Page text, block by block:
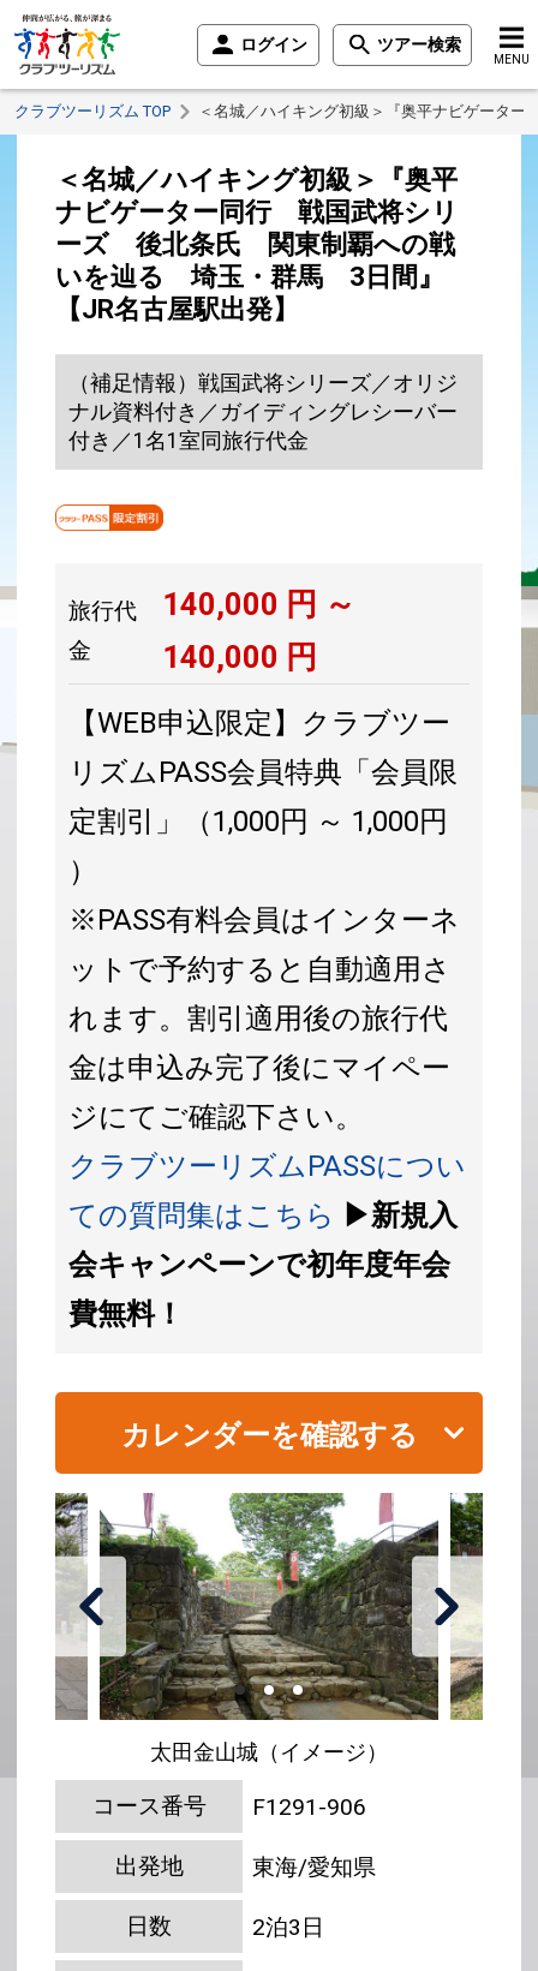
ログイン ツアー検索
MENU
クラブツーリズム TOP ＜名城／ハイキング初級＞『奥平ナビゲー
＜名城／ハイキング初級＞『奥平
ナビゲーター同行 戦国武将シリ
ーズ 後北条氏 関東制覇への戦
いを辿る 埼玉・群馬 3日間』
【JR名古屋駅出発】
（補足情報）戦国武将シリーズ／オリジ
ナル資料付き／ガイディングレシーバー
付き／1名1室同旅行代金
旅行代
金
140,000 円 ～
140,000 円
【WEB申込限定】クラブツー
リズムPASS会員特典「会員限
定割引」（1,000円 ～ 1,000円
）
※PASS有料会員はインターネ
ットで予約すると自動適用さ
れます。割引適用後の旅行代
金は申込み完了後にマイペー
ジにてご確認下さい。
クラブツーリズムPASSについ
ての質問集はこちら ▶新規入
会キャンペーンで初年度年会
費無料！
カレンダーを確認する
太田金山城（イメージ）
コース番号 F1291-906
出発地 東海/愛知県
日数 2泊3日